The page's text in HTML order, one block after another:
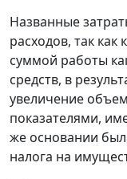
Названные
расходов, так
суммой работы
средств, в
увеличение
показателями,
же основании
налога на